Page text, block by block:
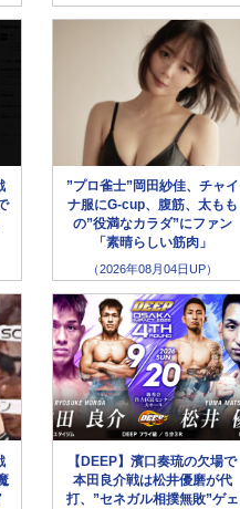
”プロ雀士”岡田紗佳、チャイ
ナ服にG-cup、腹筋、太もも
の”役満なカラダ”にファン
「素晴らしい筋肉」
（2026年08月04日UP）
【DEEP】濱口奏琉の欠場で
本田良介戦は松井優磨が代
打、”セネガル相撲無敗”ゲェ